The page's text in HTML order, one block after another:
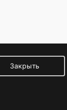
Закрыть